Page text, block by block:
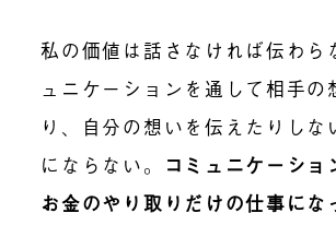
私の価値は話さなければ伝わら
ュニケーションを通して相手の
り、自分の想いを伝えたりしな
にならない。
コミュニケーショ
お金のやり取りだけの仕事にな